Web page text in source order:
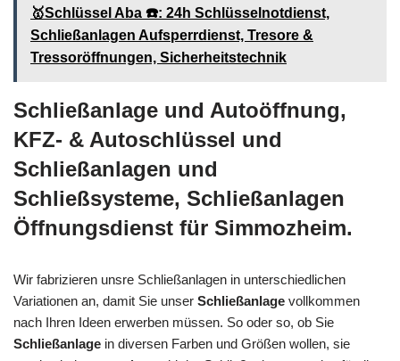
🥇Schlüssel Aba ☎️: 24h Schlüsselnotdienst,
Schließanlagen Aufsperrdienst, Tresore &
Tressoröffnungen, Sicherheitstechnik
Schließanlage und Autoöffnung,
KFZ- & Autoschlüssel und
Schließanlagen und
Schließsysteme, Schließanlagen
Öffnungsdienst für Simmozheim.
Wir fabrizieren unsre Schließanlagen in unterschiedlichen
Variationen an, damit Sie unser Schließanlage vollkommen
nach Ihren Ideen erwerben müssen. So oder so, ob Sie
Schließanlage in diversen Farben und Größen wollen, sie